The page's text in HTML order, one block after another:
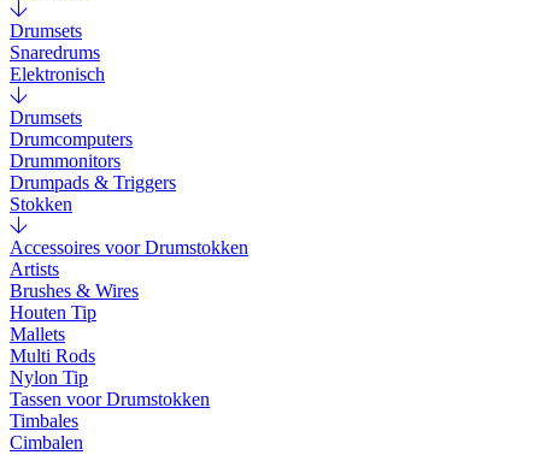
Drumsets
Snaredrums
Elektronisch
Drumsets
Drumcomputers
Drummonitors
Drumpads & Triggers
Stokken
Accessoires voor Drumstokken
Artists
Brushes & Wires
Houten Tip
Mallets
Multi Rods
Nylon Tip
Tassen voor Drumstokken
Timbales
Cimbalen